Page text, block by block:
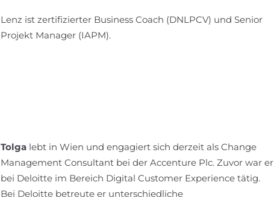
Lenz ist zertifizierter Business Coach (DNLPCV) und Senior
Projekt Manager (IAPM).
Tolga lebt in Wien und engagiert sich derzeit als Change
Management Consultant bei der Accenture Plc. Zuvor war er
bei Deloitte im Bereich Digital Customer Experience tätig.
Bei Deloitte betreute er unterschiedliche